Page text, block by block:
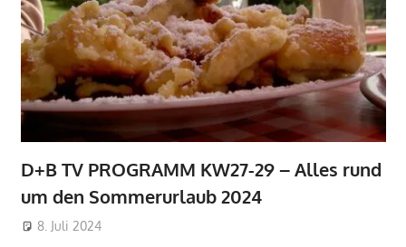
D+B TV PROGRAMM KW27-29 – Alles rund
um den Sommerurlaub 2024
8. Juli 2024